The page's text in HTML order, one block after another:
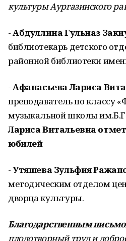
культуры Аургазинского
-Абдуллина Гульназ
библиотекарь детского
районной библиотеки
-Афанасьева Лариса
преподаватель по классу
музыкальной школы
Лариса Витальевна
юбилей
-Утяшева Зульфия
методическим отделом
дворца культуры.
Благодарственным
плодотворный труд и